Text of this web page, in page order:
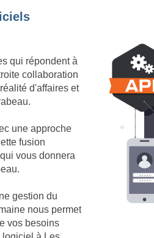
qui répondent à
collaboration
d'affaires et
une approche
fusion
vous donnera
gestion du
nous permet
vos besoins